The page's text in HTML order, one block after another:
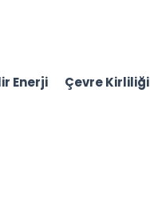
Enerji Çevre Kirliliği